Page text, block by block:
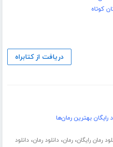
کوتاه
دریافت از کتابراه
رایگان بهترین رمان‌ها
رمان رایگان،رمان،دانلود رمان،دانلود